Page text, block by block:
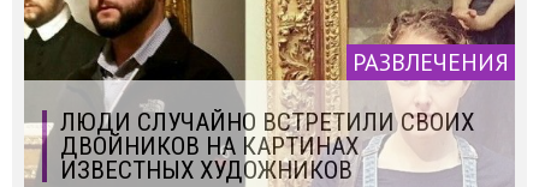
РАЗВЛЕЧЕНИЯ
ЛЮДИ СЛУЧАЙНО ВСТРЕТИЛИ СВОИХ
ДВОЙНИКОВ НА КАРТИНАХ
ИЗВЕСТНЫХ ХУДОЖНИКОВ